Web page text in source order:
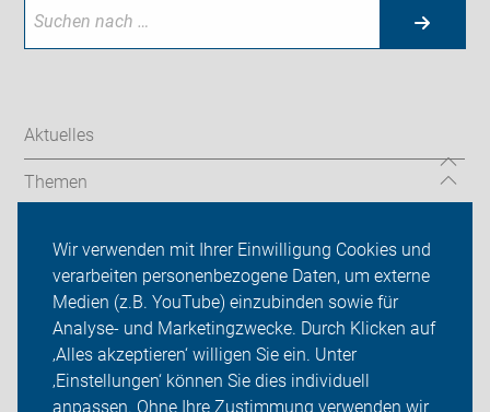
Wir verwenden mit Ihrer Einwilligung Cookies und
verarbeiten personenbezogene Daten, um externe
Medien (z.B. YouTube) einzubinden sowie für
Analyse- und Marketingzwecke. Durch Klicken auf
‚Alles akzeptieren‘ willigen Sie ein. Unter
‚Einstellungen‘ können Sie dies individuell
anpassen. Ohne Ihre Zustimmung verwenden wir
Aktuelles
Themen
ADFC Lüdinghausen
Sei dabei
Presse